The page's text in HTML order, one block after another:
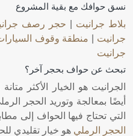
نسق حوافك مع بقية المشروع
بلاط جرانيت
حجر رصف
جرانيت
منطقة وقوف
جرانيت
تبحث عن حواف بحجر آخر؟
الجرانيت هو الخيار الأكثر
أيضًا بمعالجة وتوريد الحجر
التي تحتاج فيها الحواف إلى
الحجر الرملي هو خيار تقليدي